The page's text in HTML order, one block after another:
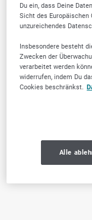
Du ein, dass Deine
Sicht des Europäischen
unzureichendes
Insbesondere besteht
Zwecken der
verarbeitet werden
widerrufen, indem Du
Cookies beschränkst.
Alle